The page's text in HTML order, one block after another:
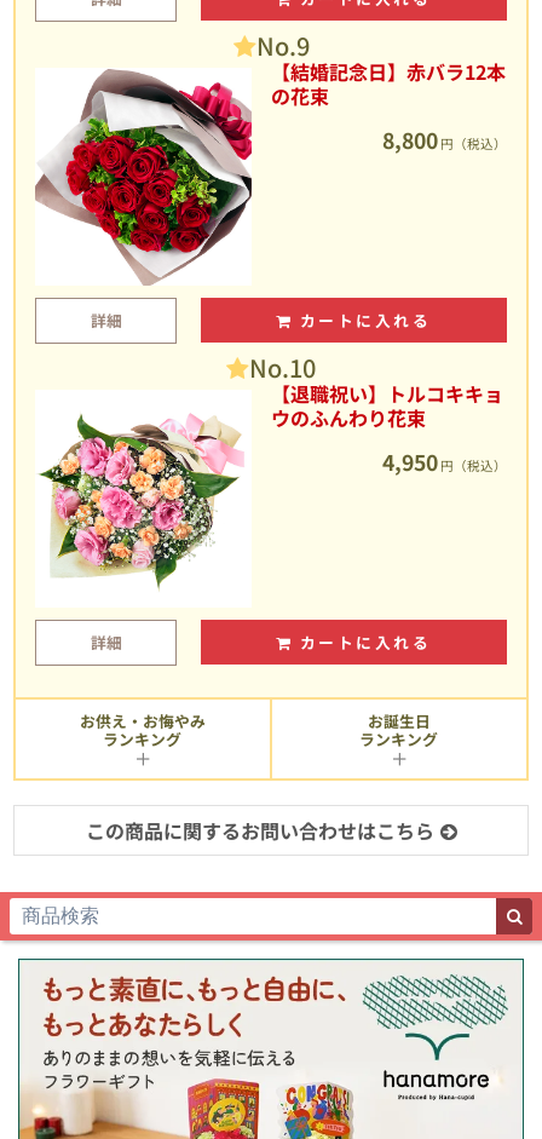
No.9
【結婚記念日】赤バラ12本
の花束
8,800 円（税込）
詳細 カートに入れる
No.10
【退職祝い】トルコキキョ
ウのふんわり花束
4,950 円（税込）
詳細 カートに入れる
お供え・お悔やみ
ランキング
お誕生日
ランキング
この商品に関するお問い合わせはこちら